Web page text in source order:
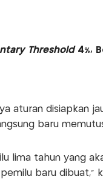
Threshold4%,
aturan disiapkan
baru
lima tahun yang
baru dibuat,"